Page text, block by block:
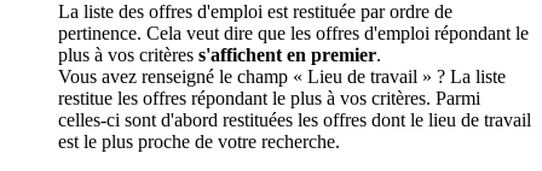
La liste des offres d'emploi est restituée par ordre de
pertinence. Cela veut dire que les offres d'emploi répondant le
plus à vos critères s'affichent en premier.
Vous avez renseigné le champ « Lieu de travail » ? La liste
restitue les offres répondant le plus à vos critères. Parmi
celles-ci sont d'abord restituées les offres dont le lieu de travail
est le plus proche de votre recherche.